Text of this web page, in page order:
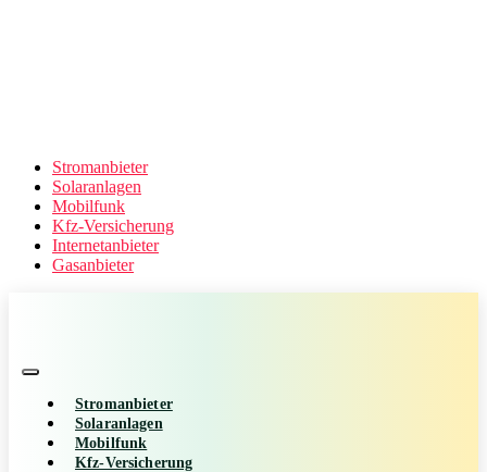
Stromanbieter
Solaranlagen
Mobilfunk
Kfz-Versicherung
Internetanbieter
Gasanbieter
Stromanbieter
Solaranlagen
Mobilfunk
Kfz-Versicherung